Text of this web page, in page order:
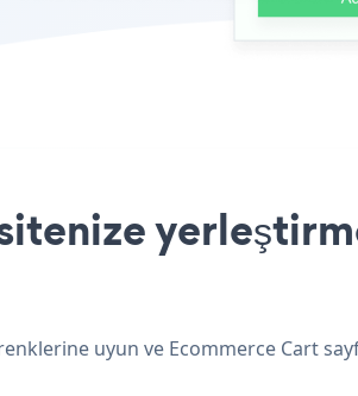
uyun ve Ecommerce Cart